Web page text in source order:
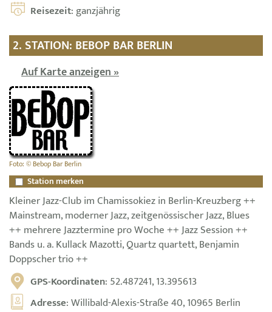
Reisezeit: ganzjährig
2. STATION: BEBOP BAR BERLIN
Auf Karte anzeigen »
Foto: © Bebop Bar Berlin
Station merken
Kleiner Jazz-Club im Chamissokiez in Berlin-Kreuzberg ++
Mainstream, moderner Jazz, zeitgenössischer Jazz, Blues
++ mehrere Jazztermine pro Woche ++ Jazz Session ++
Bands u. a. Kullack Mazotti, Quartz quartett, Benjamin
Doppscher trio ++
GPS-Koordinaten: 52.487241, 13.395613
Adresse: Willibald-Alexis-Straße 40, 10965 Berlin